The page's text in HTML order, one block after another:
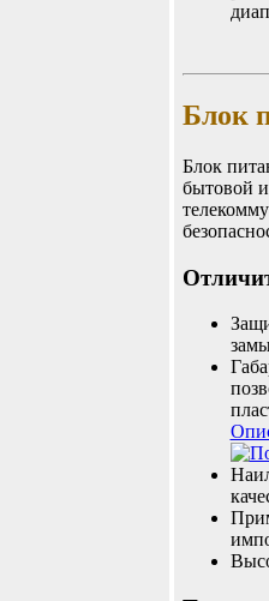
Блок
Блок
бытовой